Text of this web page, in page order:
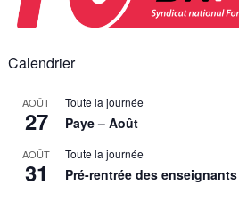
Calendrier
AOÛT
27
Toute la journée
Paye – Août
AOÛT
31
Toute la journée
Pré-rentrée des enseignants